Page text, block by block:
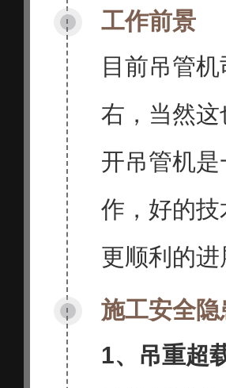
工作前景
目前吊管
右，当然
开吊管机
作，好的
更顺利的进
施工安全隐
1、 吊重超